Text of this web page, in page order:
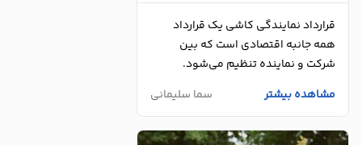
قرارداد نمایندگی کاشی یک قرارداد
همه جانبه اقتصادی است که بین
شرکت و نماینده تنظیم می‌شود.
مشاهده بیشتر
سما سلیمانی